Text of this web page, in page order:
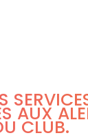
AUX
CLUB.